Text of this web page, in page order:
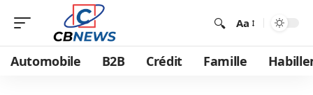
Aa
Automobile B2B Crédit Famille